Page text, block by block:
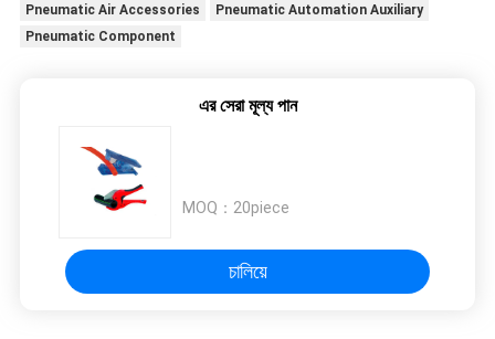
Pneumatic Air Accessories
Pneumatic Automation Auxiliary
Pneumatic Component
এর সেরা মূল্য পান
MOQ： 20piece
চালিয়ে